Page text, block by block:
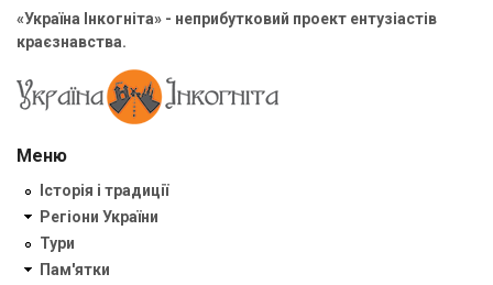
«Україна Інкогніта» - неприбутковий проект ентузіастів
краєзнавства.
Меню
Історія і традиції
Регіони України
Тури
Пам'ятки